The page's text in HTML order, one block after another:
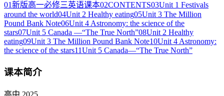
01新版高一必修三英语课本02CONTENTS03Unit 1 Festivals
around the world04Unit 2 Healthy eating05Unit 3 The Million
Pound Bank Note06Unit 4 Astronomy: the science of the
stars07Unit 5 Canada —“The True North”08Unit 2 Healthy
eating09Unit 3 The Million Pound Bank Note10Unit 4 Astronomy:
the science of the stars11Unit 5 Canada—“The True North”
课本简介
高中 2025